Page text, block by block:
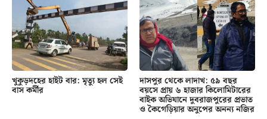
খুকুড়দহের হাইট বার: মৃত্যু হল সেই
বাস কর্মীর
দাসপুর থেকে লাদাখ: ৫৯ বছর
বয়সে প্রায় ৬ হাজার কিলোমিটারের
বাইক অভিযানে দুবরাজপুরের প্রভাত
ও কৈগেড়িয়ার অনুপের অনন্য নজির